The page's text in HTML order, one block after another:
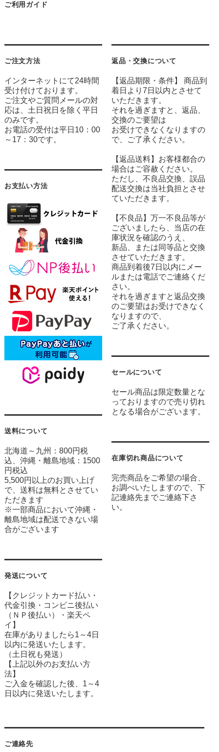
ご利用ガイド
ご注文方法
インターネットにて24時間
受け付けております。
ご注文やご質問メールの対
応は、土日祝日を除く平日
のみです。
お電話の受付は平日10：00
～17：30です。
お支払い方法
送料について
北海道～九州：800円税
込、沖縄・離島地域：1500
円税込
5,500円以上のお買い上げ
で、送料は無料とさせてい
ただきます
※一部商品において沖縄・
離島地域は配送できない場
合がございます
発送について
【クレジットカード払い・
代金引換・コンビニ後払い
（ＮＰ後払い）・楽天ペ
イ】
在庫がありましたら1～4日
以内に発送いたします。
（土日祝も発送）
【上記以外のお支払い方
法】
ご入金を確認した後、1～4
日以内に発送いたします。
返品・交換について
【返品期限・条件】 商品到
着日より7日以内とさせて
いただきます。
それを過ぎますと、返品、
交換のご要望は
お受けできなくなりますの
で、ご了承ください。
【返品送料】お客様都合の
場合はご容赦ください。
ただし、不良品交換、誤品
配送交換は当社負担とさせ
ていただきます。
【不良品】万一不良品等が
ございましたら、当店の在
庫状況を確認のうえ、
新品、または同等品と交換
させていただきます。
商品到着後7日以内にメー
ルまたは電話でご連絡くだ
さい。
それを過ぎますと返品交換
のご要望はお受けできなく
なりますので、
ご了承ください。
セールについて
セール商品は限定数量とな
っておりますので売り切れ
となる場合がございます。
在庫切れ商品について
完売商品をご希望の場合、
お調べいたしますので、下
記連絡先までご連絡下さ
い。
ご連絡先